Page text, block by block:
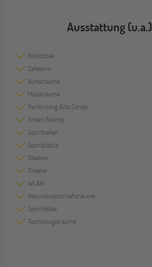
Ausstattung (u.a.)
Bibliothek
Cafeteria
Kunsträume
Musikräume
Performing Arts Center
Smart Boards
Sporthallen
Sportplätze
Stadion
Theater
WLAN
Naturwissenschaftsräume
Sportfelder
Technologieräume